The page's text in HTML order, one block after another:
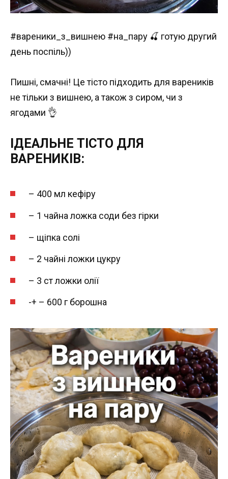
#вареники_з_вишнею #на_пару 🍒 готую другий
день поспіль))
Пишні, смачні! Це тісто підходить для вареників
не тільки з вишнею, а також з сиром, чи з
ягодами 👌
ІДЕАЛЬНЕ ТІСТО ДЛЯ
ВАРЕНИКІВ:
– 400 мл кефіру
– 1 чайна ложка соди без гірки
– щіпка солі
– 2 чайні ложки цукру
– 3 ст ложки олії
-+ – 600 г борошна